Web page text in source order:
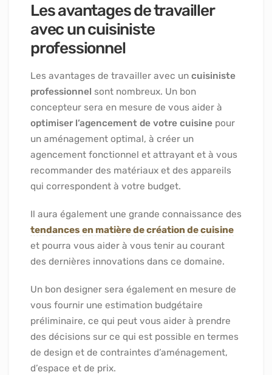
Les avantages de travailler
avec un cuisiniste
professionnel
Les avantages de travailler avec un cuisiniste
professionnel sont nombreux. Un bon
concepteur sera en mesure de vous aider à
optimiser l’agencement de votre cuisine pour
un aménagement optimal, à créer un
agencement fonctionnel et attrayant et à vous
recommander des matériaux et des appareils
qui correspondent à votre budget.
Il aura également une grande connaissance des
tendances en matière de création de cuisine
et pourra vous aider à vous tenir au courant
des dernières innovations dans ce domaine.
Un bon designer sera également en mesure de
vous fournir une estimation budgétaire
préliminaire, ce qui peut vous aider à prendre
des décisions sur ce qui est possible en termes
de design et de contraintes d’aménagement,
d’espace et de prix.